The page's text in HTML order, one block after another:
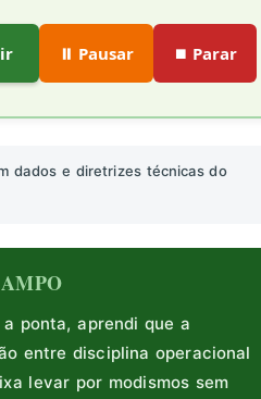
⏸️ Pausar ⏹️ Parar
dados e diretrizes técnicas do
ponta, aprendi que a
entre disciplina operacional
levar por modismos sem